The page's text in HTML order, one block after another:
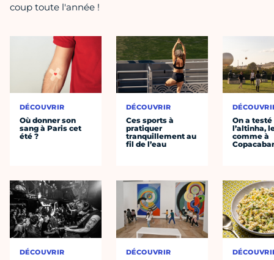
coup toute l'année !
DÉCOUVRIR
Où donner son
sang à Paris cet
été ?
DÉCOUVRIR
DÉCOUVRIR
Ces sports à
pratiquer
tranquillement au
fil de l’eau
DÉCOUVRIR
On a testé
l’altinha,
comme à